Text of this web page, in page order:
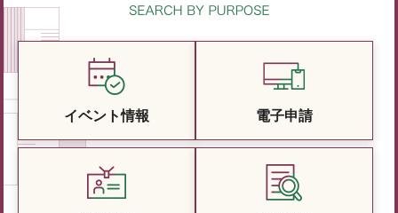
イベント情報 電子申請